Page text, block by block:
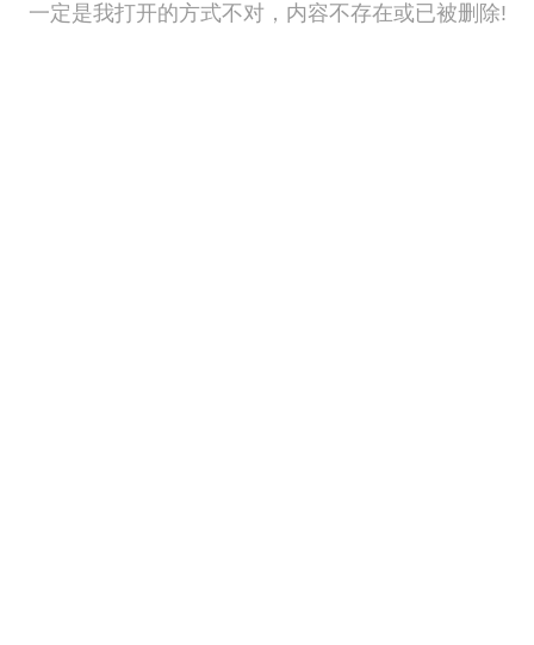
一定是我打开的方式不对，内容不存在或已被删除!